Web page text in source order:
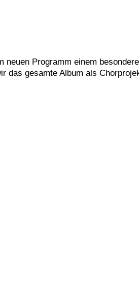
neuen Programm einem
das gesamte Album als